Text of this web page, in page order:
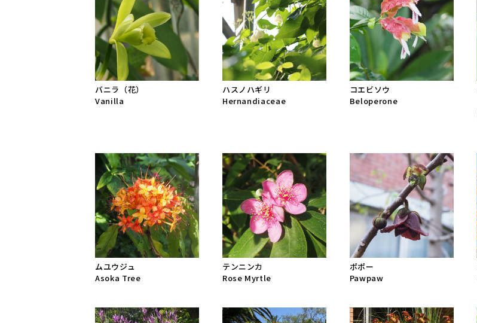
バニラ（花）
Vanilla
ハスノハギリ
Hernandiaceae
コエビソウ
Beloperone
ムユウジュ
Asoka Tree
テンニンカ
Rose Myrtle
ポポー
Pawpaw